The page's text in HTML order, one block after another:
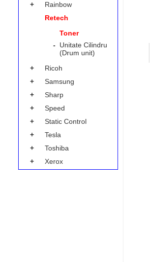
+
Rainbow
Retech
Toner
-
Unitate Cilindru
(Drum unit)
+
Ricoh
+
Samsung
+
Sharp
+
Speed
+
Static Control
+
Tesla
+
Toshiba
+
Xerox